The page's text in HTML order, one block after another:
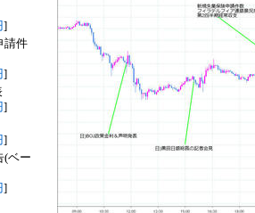
]
請件
]
]
]
(ベー
]